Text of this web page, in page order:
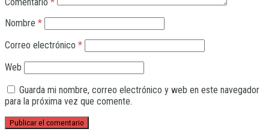
Nombre *
Correo electrónico *
Web
Guarda mi nombre, correo electrónico y web en este navegador
para la próxima vez que comente.